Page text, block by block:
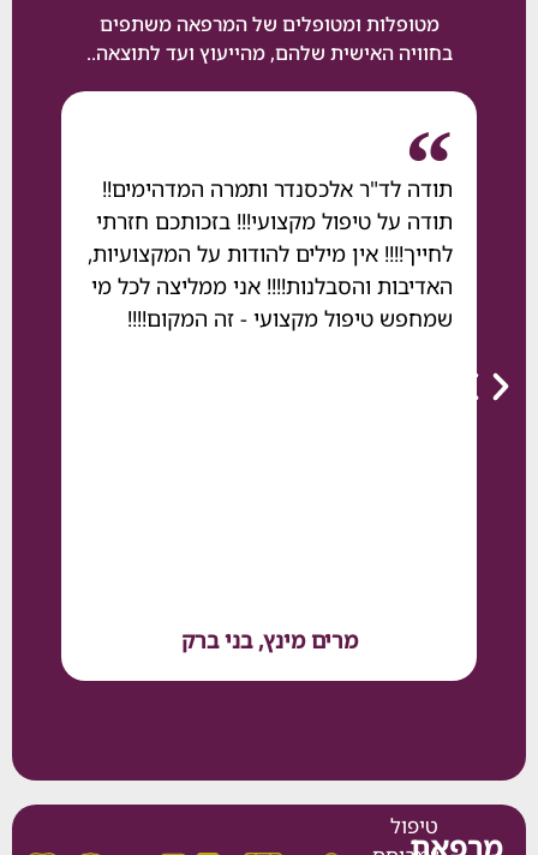
מטופלות ומטופלים של המרפאה משתפים
בחוויה האישית שלהם, מהייעוץ ועד לתוצאה..
תודה לד"ר אלכסנדר ותמרה המדהימים!!
תודה על טיפול מקצועי!!! בזכותכם חזרתי
לחייך!!!! אין מילים להודות על המקצועיות,
האדיבות והסבלנות!!!! אני ממליצה לכל מי
שמחפש טיפול מקצועי - זה המקום!!!!
מרים מינץ, בני ברק
גם אני
השיניים ד"ר
סבלנות
מדהימה,
טיפול